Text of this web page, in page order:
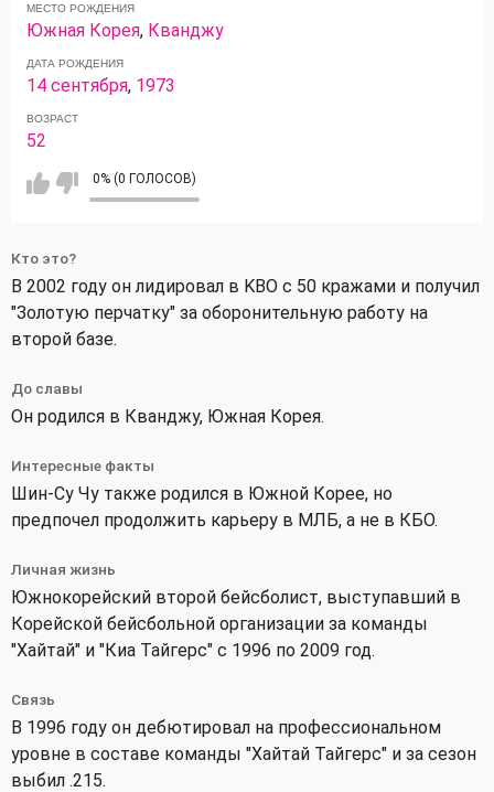
МЕСТО РОЖДЕНИЯ
Южная Корея, Кванджу
ДАТА РОЖДЕНИЯ
14 сентября, 1973
ВОЗРАСТ
52
0% (0 ГОЛОСОВ)
Кто это?
В 2002 году он лидировал в KBO с 50 кражами и получил
"Золотую перчатку" за оборонительную работу на
второй базе.
До славы
Он родился в Кванджу, Южная Корея.
Интересные факты
Шин-Су Чу также родился в Южной Корее, но
предпочел продолжить карьеру в МЛБ, а не в КБО.
Личная жизнь
Южнокорейский второй бейсболист, выступавший в
Корейской бейсбольной организации за команды
"Хайтай" и "Киа Тайгерс" с 1996 по 2009 год.
Связь
В 1996 году он дебютировал на профессиональном
уровне в составе команды "Хайтай Тайгерс" и за сезон
выбил .215.